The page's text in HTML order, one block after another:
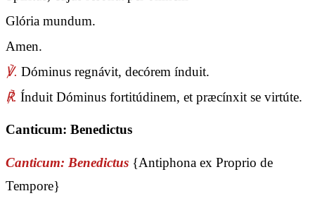
Glória mundum.
Amen.
℣. Dóminus regnávit, decórem índuit.
℟. Índuit Dóminus fortitúdinem, et præcínxit se virtúte.
Canticum: Benedictus
Canticum: Benedictus {Antiphona ex Proprio de
Tempore}